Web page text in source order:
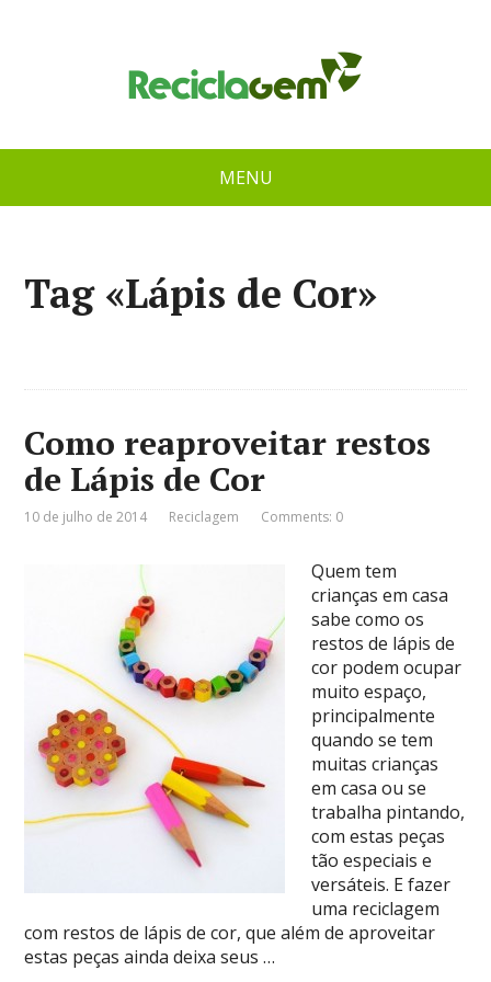
MENU
Tag «Lápis de Cor»
Como reaproveitar restos
de Lápis de Cor
10 de julho de 2014 Reciclagem Comments: 0
Quem tem
crianças em casa
sabe como os
restos de lápis de
cor podem ocupar
muito espaço,
principalmente
quando se tem
muitas crianças
em casa ou se
trabalha pintando,
com estas peças
tão especiais e
versáteis. E fazer
uma reciclagem
com restos de lápis de cor, que além de aproveitar
estas peças ainda deixa seus …